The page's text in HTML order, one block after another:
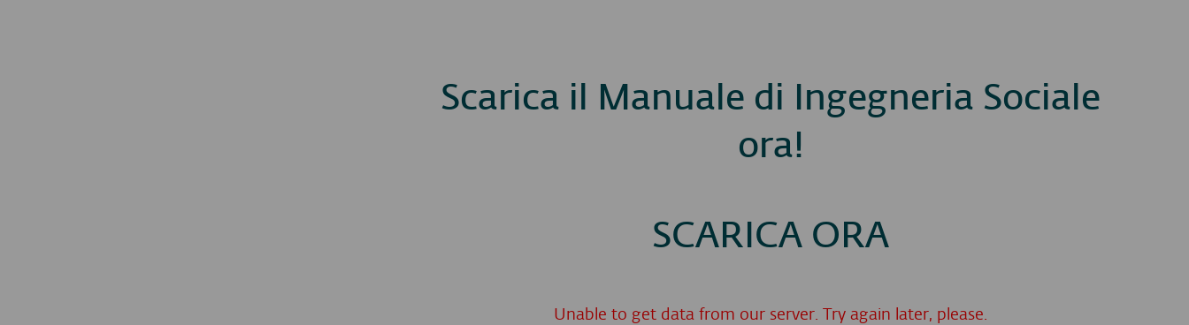
Scarica il Manuale di Ingegneria Sociale
ora!
SCARICA ORA
Unable to get data from our server. Try again later, please.